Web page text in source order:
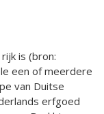
is (bron:
een of meerdere
van Duitse
erfgoed